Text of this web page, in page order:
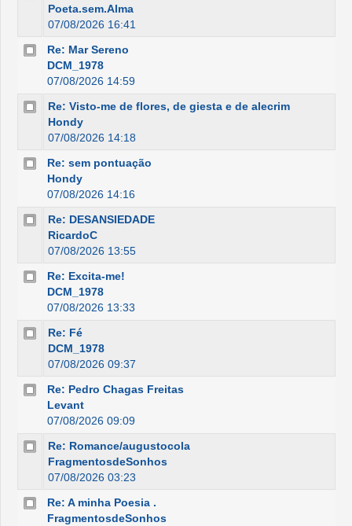
Poeta.sem.Alma
07/08/2026 16:41
Re: Mar Sereno
DCM_1978
07/08/2026 14:59
Re: Visto-me de flores, de giesta e de alecrim
Hondy
07/08/2026 14:18
Re: sem pontuação
Hondy
07/08/2026 14:16
Re: DESANSIEDADE
RicardoC
07/08/2026 13:55
Re: Excita-me!
DCM_1978
07/08/2026 13:33
Re: Fé
DCM_1978
07/08/2026 09:37
Re: Pedro Chagas Freitas
Levant
07/08/2026 09:09
Re: Romance/augustocola
FragmentosdeSonhos
07/08/2026 03:23
Re: A minha Poesia .
FragmentosdeSonhos